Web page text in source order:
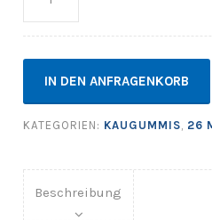
IN DEN ANFRAGENKORB
KATEGORIEN: KAUGUMMIS 26
Beschreibung